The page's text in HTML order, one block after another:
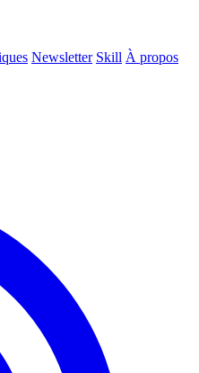
Newsletter Skill À propos